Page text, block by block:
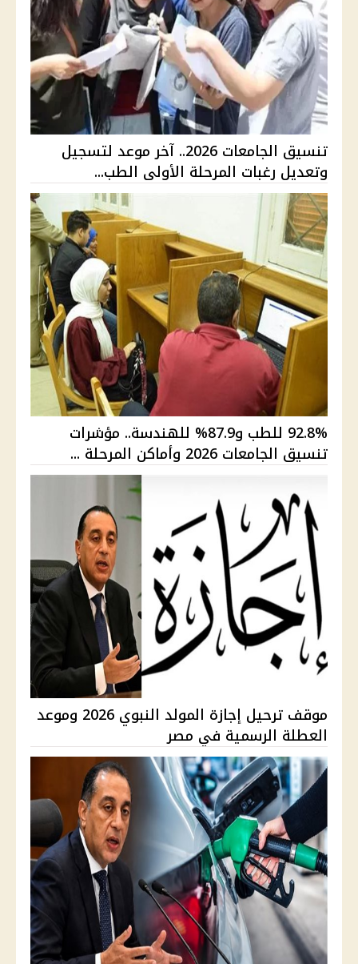
تنسيق الجامعات 2026.. آخر موعد لتسجيل
وتعديل رغبات المرحلة الأولى الطب...
92.8% للطب و87.9% للهندسة.. مؤشرات
تنسيق الجامعات 2026 وأماكن المرحلة ...
موقف ترحيل إجازة المولد النبوي 2026 وموعد
العطلة الرسمية في مصر